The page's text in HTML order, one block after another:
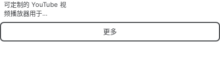
可定制的 YouTube 视
频播放器用于
WordPress
更多